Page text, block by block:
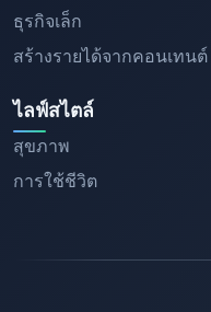
ธุรกิจเล็ก
สร้างรายได้จากคอนเทนต์
ไลฟ์สไตล์
สุขภาพ
การใช้ชีวิต